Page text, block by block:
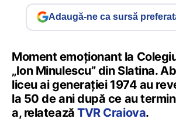
Adaugă-ne ca sursă
Moment emoționant la
„Ion Minulescu” din Slatina.
liceu ai generației 1974 au
la 50 de ani după ce au
a, relateazăTVR Craiova.